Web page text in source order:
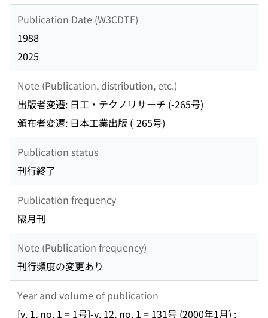
Publication Date (W3CDTF)
1988
2025
Note (Publication, distribution, etc.)
出版者変遷: 日工・テクノリサーチ (-265号)
頒布者変遷: 日本工業出版 (-265号)
Publication status
刊行終了
Publication frequency
隔月刊
Note (Publication frequency)
刊行頻度の変更あり
Year and volume of publication
[v. 1, no. 1 = 1号]-v. 12, no. 1 = 131号 (2000年1月) ;